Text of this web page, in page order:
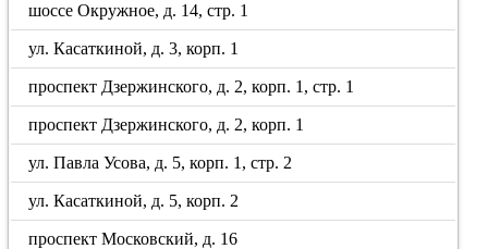
шоссе Окружное, д. 14, стр. 1
ул. Касаткиной, д. 3, корп. 1
проспект Дзержинского, д. 2, корп. 1, стр. 1
проспект Дзержинского, д. 2, корп. 1
ул. Павла Усова, д. 5, корп. 1, стр. 2
ул. Касаткиной, д. 5, корп. 2
проспект Московский, д. 16